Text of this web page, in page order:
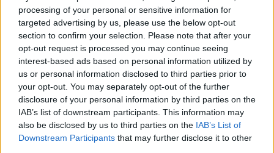
processing of your personal or sensitive information for
targeted advertising by us, please use the below opt-out
section to confirm your selection. Please note that after your
opt-out request is processed you may continue seeing
interest-based ads based on personal information utilized by
us or personal information disclosed to third parties prior to
your opt-out. You may separately opt-out of the further
disclosure of your personal information by third parties on the
IAB’s list of downstream participants. This information may
also be disclosed by us to third parties on the IAB’s List of
Downstream Participants that may further disclose it to other
ΟΙΚΟΝΟΜΙΑ
Φοιτητικό στεγαστικό επίδομα: Εκπνέει σήμερα η
προθεσμία για τις αιτήσεις
31/07/2026 - 4:20μμ